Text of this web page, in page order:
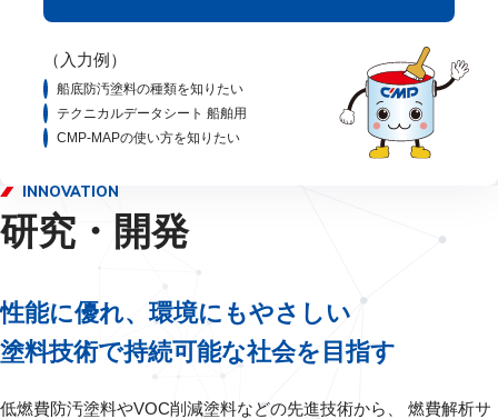
（入力例）
船底防汚塗料の種類を知りたい
テクニカルデータシート 船舶用
CMP-MAPの使い方を知りたい
INNOVATION
研究・開発
性能に優れ、環境にもやさしい
塗料技術で持続可能な社会を目指す
低燃費防汚塗料やVOC削減塗料などの先進技術から、
燃費解析サ